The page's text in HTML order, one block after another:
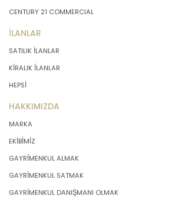
CENTURY 21 COMMERCIAL
İLANLAR
SATILIK İLANLAR
KİRALIK İLANLAR
HEPSİ
HAKKIMIZDA
MARKA
EKİBİMİZ
GAYRİMENKUL ALMAK
GAYRİMENKUL SATMAK
GAYRİMENKUL DANIŞMANI OLMAK